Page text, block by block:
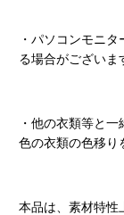
・パソコンモニ
る場合がございま
・他の衣類等と
色の衣類の色移り
本品は、素材特性